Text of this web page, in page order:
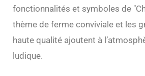
fonctionnalités et symboles de
thème de ferme conviviale et les
haute qualité ajoutent à
ludique.